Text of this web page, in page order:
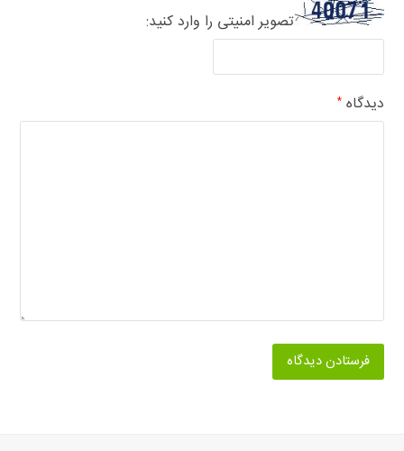
تصویر امنیتی را وارد کنید:
دیدگاه*